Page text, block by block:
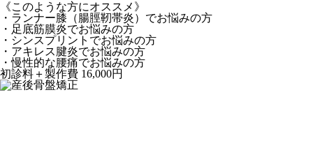
《このような方にオススメ》
・ランナー膝（腸脛靭帯炎）でお悩みの方
・足底筋膜炎でお悩みの方
・シンスプリントでお悩みの方
・アキレス腱炎でお悩みの方
・慢性的な腰痛でお悩みの方
初診料＋製作費 16,000円